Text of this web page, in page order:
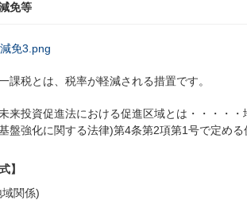
免等
課税とは、税率が軽減される措置です。
来投資促進法における促進区域とは・・・・
盤強化に関する法律)第4条第2項第1号で定める
】
関係)